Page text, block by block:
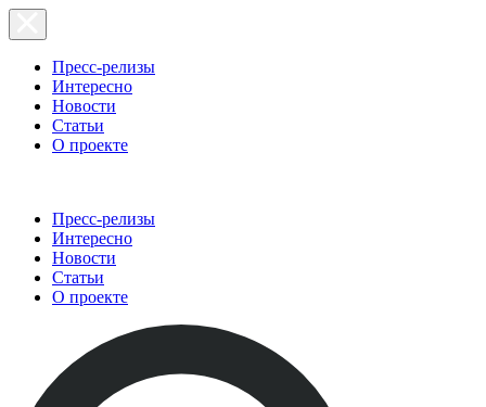
Пресс-релизы
Интересно
Новости
Статьи
О проекте
Пресс-релизы
Интересно
Новости
Статьи
О проекте